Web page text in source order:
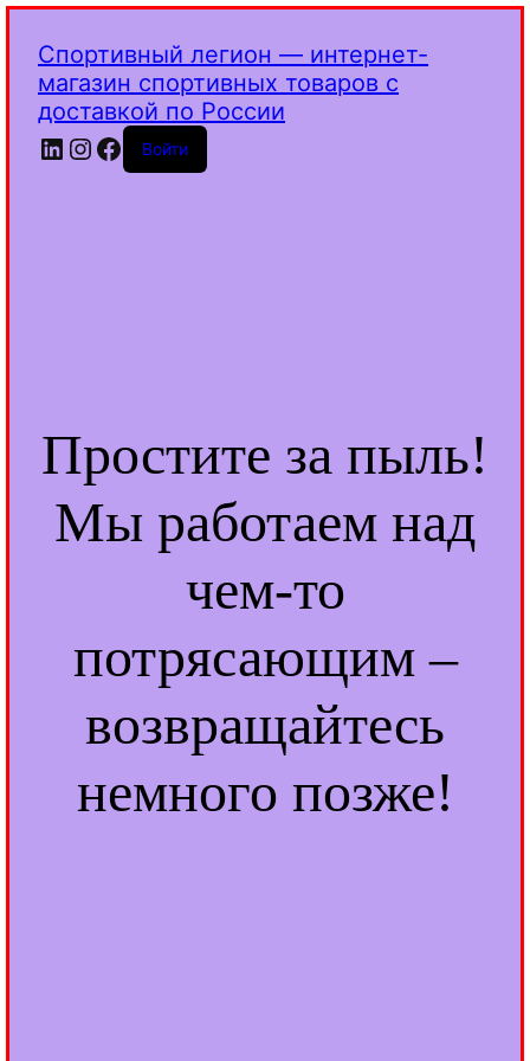
Спортивный легион — интернет-
магазин спортивных товаров с
доставкой по России
LinkedIn
Instagram
Facebook
Войти
Простите за пыль!
Мы работаем над
чем-то
потрясающим –
возвращайтесь
немного позже!